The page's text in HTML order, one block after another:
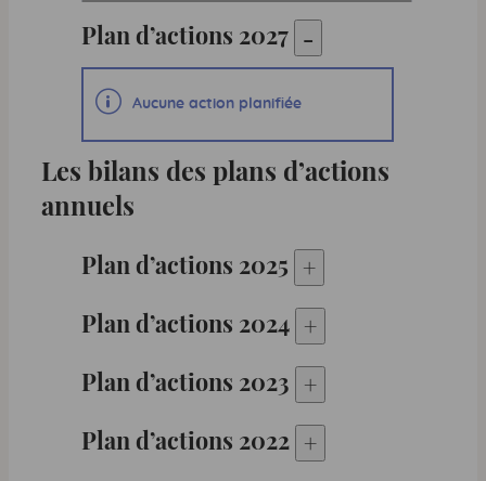
Plan d’actions 2027 -
Aucune action planifiée
Les bilans des plans d’actions
annuels
Plan d’actions 2025 +
Plan d’actions 2024 +
Plan d’actions 2023 +
Plan d’actions 2022 +